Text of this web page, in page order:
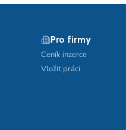
Pro firmy
Ceník inzerce
Vložit práci